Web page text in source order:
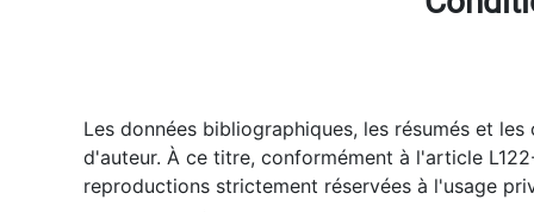
Les données bibliographiques, les résumés et
d'auteur. À ce titre, conformément à l'article
reproductions strictement réservées à l'usage